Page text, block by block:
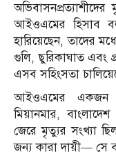
আইওএমের হিসাব
হারিয়েছেন, তাদের
গুলি, ছুরিকাঘাত এবং
এসব সহিংসতা
আইওএমের একজন
মিয়ানমার,
জেরে মৃত্যুর সংখ্যা
জন্য কারা দায়ী— সে